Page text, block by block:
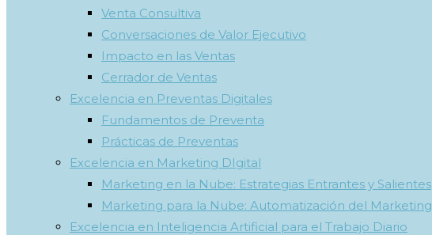
Venta Consultiva
Conversaciones de Valor Ejecutivo
Impacto en las Ventas
Cerrador de Ventas
Excelencia en Preventas Digitales
Fundamentos de Preventa
Prácticas de Preventas
Excelencia en Marketing DIgital
Marketing en la Nube: Estrategias Entrantes y Salientes
Marketing para la Nube: Automatización del Marketing
Excelencia en Inteligencia Artificial para el Trabajo Diario